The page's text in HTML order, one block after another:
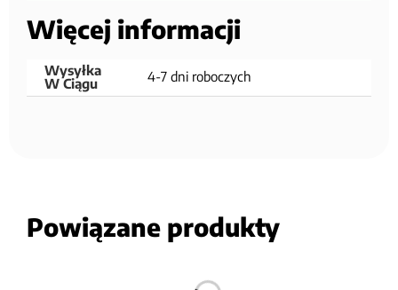
Więcej informacji
Wysyłka
W Ciągu
4-7 dni roboczych
Powiązane produkty